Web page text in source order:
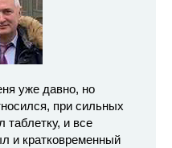
уже давно, но
при сильных
таблетку, и все
и кратковременный